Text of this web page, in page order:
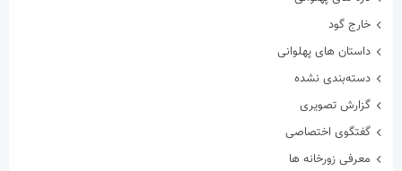
گفتگوی اختصاصی
معرفی زورخانه ها
هنرمندان ورزشکار
ویدیو